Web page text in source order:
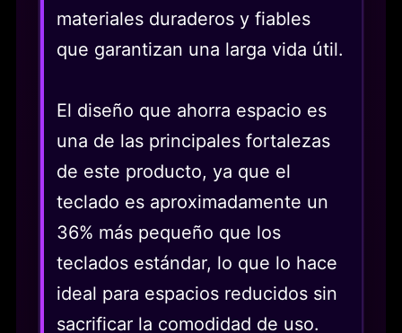
materiales duraderos y fiables
que garantizan una larga vida útil.
El diseño que ahorra espacio es
una de las principales fortalezas
de este producto, ya que el
teclado es aproximadamente un
36% más pequeño que los
teclados estándar, lo que lo hace
ideal para espacios reducidos sin
sacrificar la comodidad de uso.